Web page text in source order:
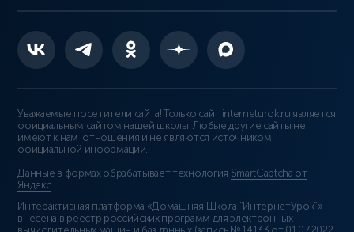
Уважаемые посетители сайта! Только сайт interneturok.ru является
официальным сайтом нашей школы! Любые другие сайты не
имеют к нам отношения и не являются источником
официальной информации.
Данные в формах обрабатывает технология SmartCaptcha от
Яндекс
Интерактивная платформа «Домашняя Школа “ИнтернетУрок”»
внесена в реестр российских программ для электронных